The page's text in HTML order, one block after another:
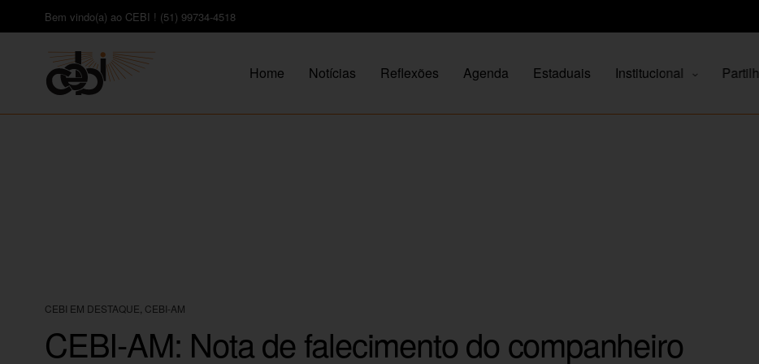
Bem vindo(a) ao CEBI ! (51) 99734-4518
Home Notícias Reflexões Agenda Estaduais Institucional
CEBI EM DESTAQUE CEBI-AM
CEBI-AM: Nota de falecimento do companheiro